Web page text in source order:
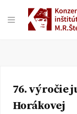
76. výročie
Horákovej